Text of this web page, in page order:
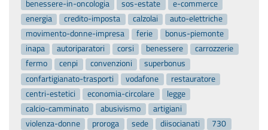
benessere-in-oncologia sos-estate
e-commerce
energia
credito-imposta calzolai
auto-elettriche
movimento-donne-impresa
ferie
bonus-piemonte
inapa
autoriparatori corsi benessere
carrozzerie
fermo
cenpi convenzioni
superbonus
confartigianato-trasporti
vodafone
restauratore
centri-estetici
economia-circolare
legge
calcio-camminato
abusivismo
artigiani
violenza-donne
proroga sede diisocianati
730